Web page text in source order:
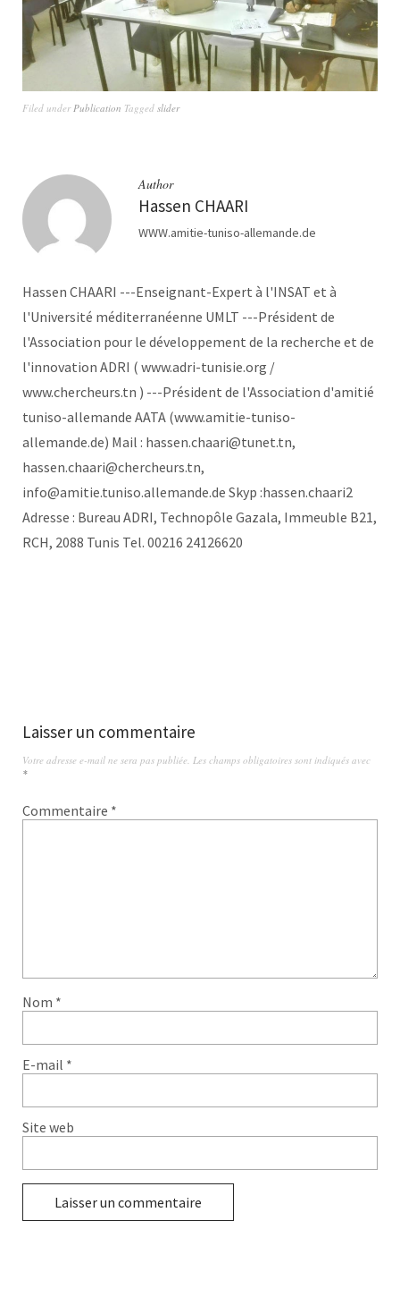
Filed under Publication Tagged slider
Author
Hassen CHAARI
WWW.amitie-tuniso-allemande.de
Hassen CHAARI ---Enseignant-Expert à l'INSAT et à
l'Université méditerranéenne UMLT ---Président de
l'Association pour le développement de la recherche et de
l'innovation ADRI ( www.adri-tunisie.org /
www.chercheurs.tn ) ---Président de l'Association d'amitié
tuniso-allemande AATA (www.amitie-tuniso-
allemande.de) Mail : hassen.chaari@tunet.tn,
hassen.chaari@chercheurs.tn,
info@amitie.tuniso.allemande.de Skyp :hassen.chaari2
Adresse : Bureau ADRI, Technopôle Gazala, Immeuble B21,
RCH, 2088 Tunis Tel. 00216 24126620
Laisser un commentaire
Votre adresse e-mail ne sera pas publiée. Les champs obligatoires sont indiqués avec
*
Commentaire *
Nom *
E-mail *
Site web